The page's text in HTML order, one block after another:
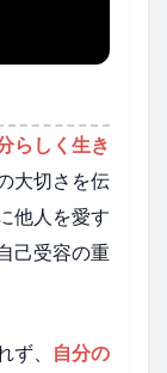
らしく生き
大切さを伝
他人を愛す
己受容の重
、 自分の